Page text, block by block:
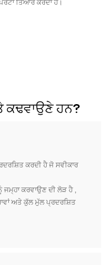
ਤਿਆਰ ਕਰਦਾ ਹੈ।
ਕਢਵਾਉਣੇ ਹਨ?
ਕਰਦੀ ਹੈ ਜੋ ਸਵੀਕਾਰ
ਜਮ੍ਹਾ ਕਰਵਾਉਣ ਦੀ ਲੋੜ ਹੈ,
ਅਤੇ ਕੁੱਲ ਮੁੱਲ ਪ੍ਰਦਰਸ਼ਿਤ